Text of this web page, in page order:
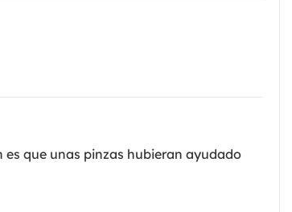
que unas pinzas hubieran ayudado